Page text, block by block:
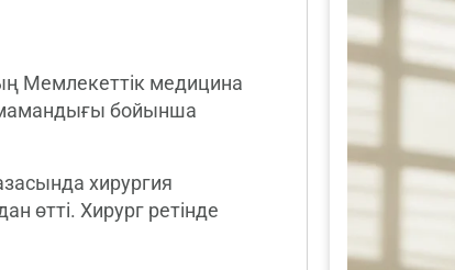
Мемлекеттік медицина
бойынша
хирургия
өтті. Хирург ретінде